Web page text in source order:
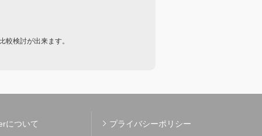
検討が出来ます。
について プライバシーポリシー